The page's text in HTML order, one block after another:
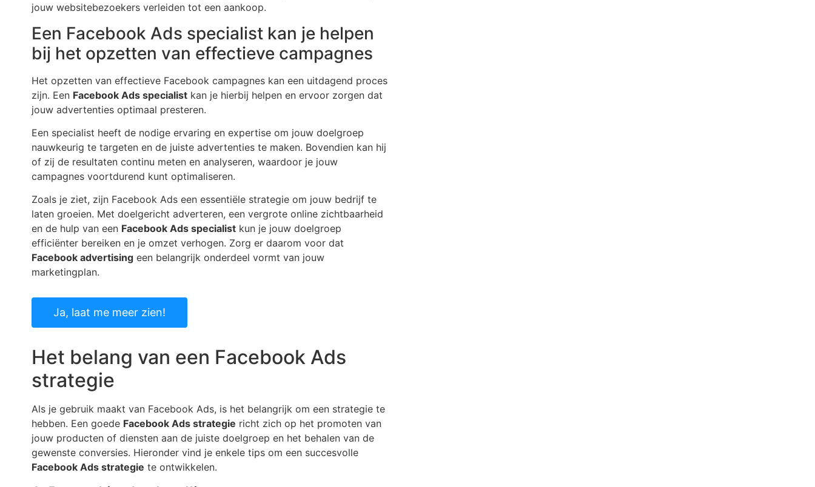
jouw websitebezoekers verleiden tot een aankoop.
Een Facebook Ads specialist kan je helpen
bij het opzetten van effectieve campagnes
Het opzetten van effectieve Facebook campagnes kan een uitdagend proces
zijn. Een Facebook Ads specialist kan je hierbij helpen en ervoor zorgen dat
jouw advertenties optimaal presteren.
Een specialist heeft de nodige ervaring en expertise om jouw doelgroep
nauwkeurig te targeten en de juiste advertenties te maken. Bovendien kan hij
of zij de resultaten continu meten en analyseren, waardoor je jouw
campagnes voortdurend kunt optimaliseren.
Zoals je ziet, zijn Facebook Ads een essentiële strategie om jouw bedrijf te
laten groeien. Met doelgericht adverteren, een vergrote online zichtbaarheid
en de hulp van een Facebook Ads specialist kun je jouw doelgroep
efficiënter bereiken en je omzet verhogen. Zorg er daarom voor dat
Facebook advertising een belangrijk onderdeel vormt van jouw
marketingplan.
Ja, laat me meer zien!
Het belang van een Facebook Ads
strategie
Als je gebruik maakt van Facebook Ads, is het belangrijk om een strategie te
hebben. Een goede Facebook Ads strategie richt zich op het promoten van
jouw producten of diensten aan de juiste doelgroep en het behalen van de
gewenste conversies. Hieronder vind je enkele tips om een succesvolle
Facebook Ads strategie te ontwikkelen.